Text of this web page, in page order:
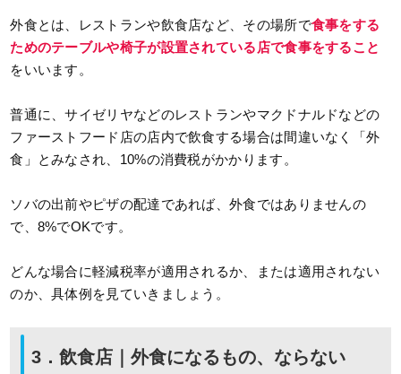
外食とは、レストランや飲食店など、その場所で食事をする
ためのテーブルや椅子が設置されている店で食事をすること
をいいます。
普通に、サイゼリヤなどのレストランやマクドナルドなどの
ファーストフード店の店内で飲食する場合は間違いなく「外
食」とみなされ、10%の消費税がかかります。
ソバの出前やピザの配達であれば、外食ではありませんの
で、8%でOKです。
どんな場合に軽減税率が適用されるか、または適用されない
のか、具体例を見ていきましょう。
3．飲食店｜外食になるもの、ならない